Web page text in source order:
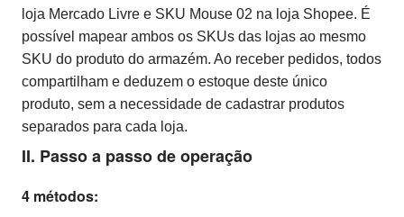
loja Mercado Livre e SKU Mouse 02 na loja Shopee. É
possível mapear ambos os SKUs das lojas ao mesmo
SKU do produto do armazém. Ao receber pedidos, todos
compartilham e deduzem o estoque deste único
produto, sem a necessidade de cadastrar produtos
separados para cada loja.
II. Passo a passo de operação
4 métodos: